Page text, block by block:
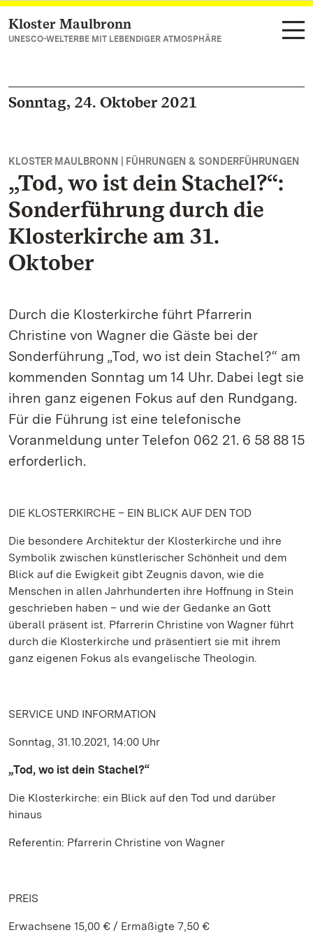
Zum Hauptinhalt springen
Kloster Maulbronn
UNESCO-WELTERBE MIT LEBENDIGER ATMOSPHÄRE
Sonntag, 24. Oktober 2021
KLOSTER MAULBRONN | FÜHRUNGEN & SONDERFÜHRUNGEN
„Tod, wo ist dein Stachel?“:
Sonderführung durch die
Klosterkirche am 31.
Oktober
Durch die Klosterkirche führt Pfarrerin
Christine von Wagner die Gäste bei der
Sonderführung „Tod, wo ist dein Stachel?“ am
kommenden Sonntag um 14 Uhr. Dabei legt sie
ihren ganz eigenen Fokus auf den Rundgang.
Für die Führung ist eine telefonische
Voranmeldung unter Telefon 062 21. 6 58 88 15
erforderlich.
DIE KLOSTERKIRCHE – EIN BLICK AUF DEN TOD
Die besondere Architektur der Klosterkirche und ihre
Symbolik zwischen künstlerischer Schönheit und dem
Blick auf die Ewigkeit gibt Zeugnis davon, wie die
Menschen in allen Jahrhunderten ihre Hoffnung in Stein
geschrieben haben – und wie der Gedanke an Gott
überall präsent ist. Pfarrerin Christine von Wagner führt
durch die Klosterkirche und präsentiert sie mit ihrem
ganz eigenen Fokus als evangelische Theologin.
SERVICE UND INFORMATION
Sonntag, 31.10.2021, 14:00 Uhr
„Tod, wo ist dein Stachel?“
Die Klosterkirche: ein Blick auf den Tod und darüber
hinaus
Referentin: Pfarrerin Christine von Wagner
PREIS
Erwachsene 15,00 € / Ermäßigte 7,50 €